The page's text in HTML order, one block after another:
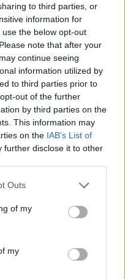
to third parties, or
information for
the below opt-out
note that after your
continue seeing
information utilized by
to third parties prior to
out of the further
by third parties on the
This information may
on the IAB’s List of
further disclose it to other
one or more Google
You may click to
its third-party tags to
in below Google
Outs
of my
my
ζημιές σε μαγαζιά και
από τη νύχτα
από την